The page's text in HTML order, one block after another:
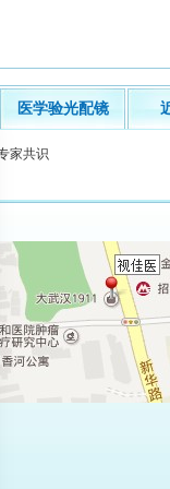
医学验光配镜
家共识